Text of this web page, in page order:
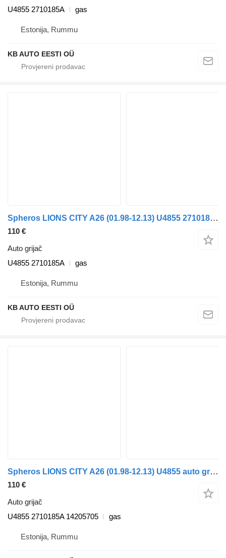
U4855 2710185A
gas
Estonija, Rummu
KB AUTO EESTI OÜ
Spheros LIONS CITY A26 (01.98-12.13) U4855 2710185A auto grijač za MAN Lion's bus (1991-) autobusa
110 €
Auto grijač
U4855 2710185A
gas
Estonija, Rummu
KB AUTO EESTI OÜ
Spheros LIONS CITY A26 (01.98-12.13) U4855 auto grijač za MAN Lion's bus (1991-) autobusa
110 €
Auto grijač
U4855 2710185A 14205705
gas
Estonija, Rummu